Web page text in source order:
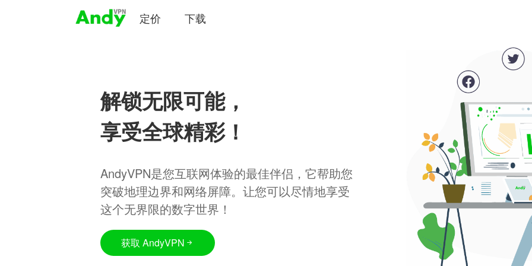
定价 下载
解锁无限可能，
享受全球精彩！
AndyVPN是您互联网体验的最佳伴侣，它帮助您
突破地理边界和网络屏障。让您可以尽情地享受
这个无界限的数字世界！
获取 AndyVPN